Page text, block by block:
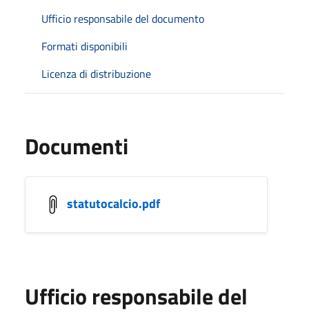
Ufficio responsabile del documento
Formati disponibili
Licenza di distribuzione
Documenti
statutocalcio.pdf
Ufficio responsabile del